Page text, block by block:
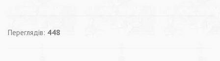
Переглядів: 448